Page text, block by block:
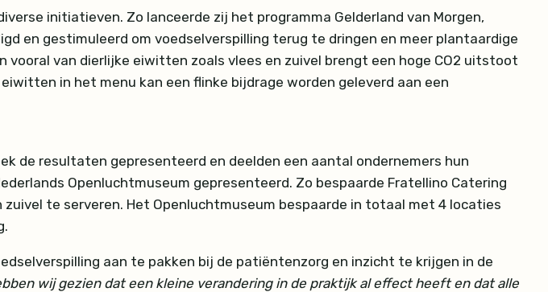
initiatieven. Zo lanceerde zij het programma Gelderland van Morgen,
en gestimuleerd om voedselverspilling terug te dringen en meer plantaardige
van dierlijke eiwitten zoals vlees en zuivel brengt een hoge CO2 uitstoot
in het menu kan een flinke bijdrage worden geleverd aan een
de resultaten gepresenteerd en deelden een aantal ondernemers hun
Openluchtmuseum gepresenteerd. Zo bespaarde Fratellino Catering
te serveren. Het Openluchtmuseum bespaarde in totaal met 4 locaties
aan te pakken bij de patiëntenzorg en inzicht te krijgen in de
wij gezien dat een kleine verandering in de praktijk al effect heeft en dat alle